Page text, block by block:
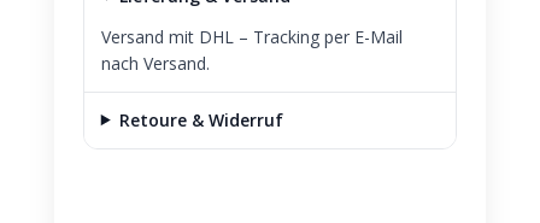
Versand mit DHL – Tracking per E-Mail
nach Versand.
Retoure & Widerruf